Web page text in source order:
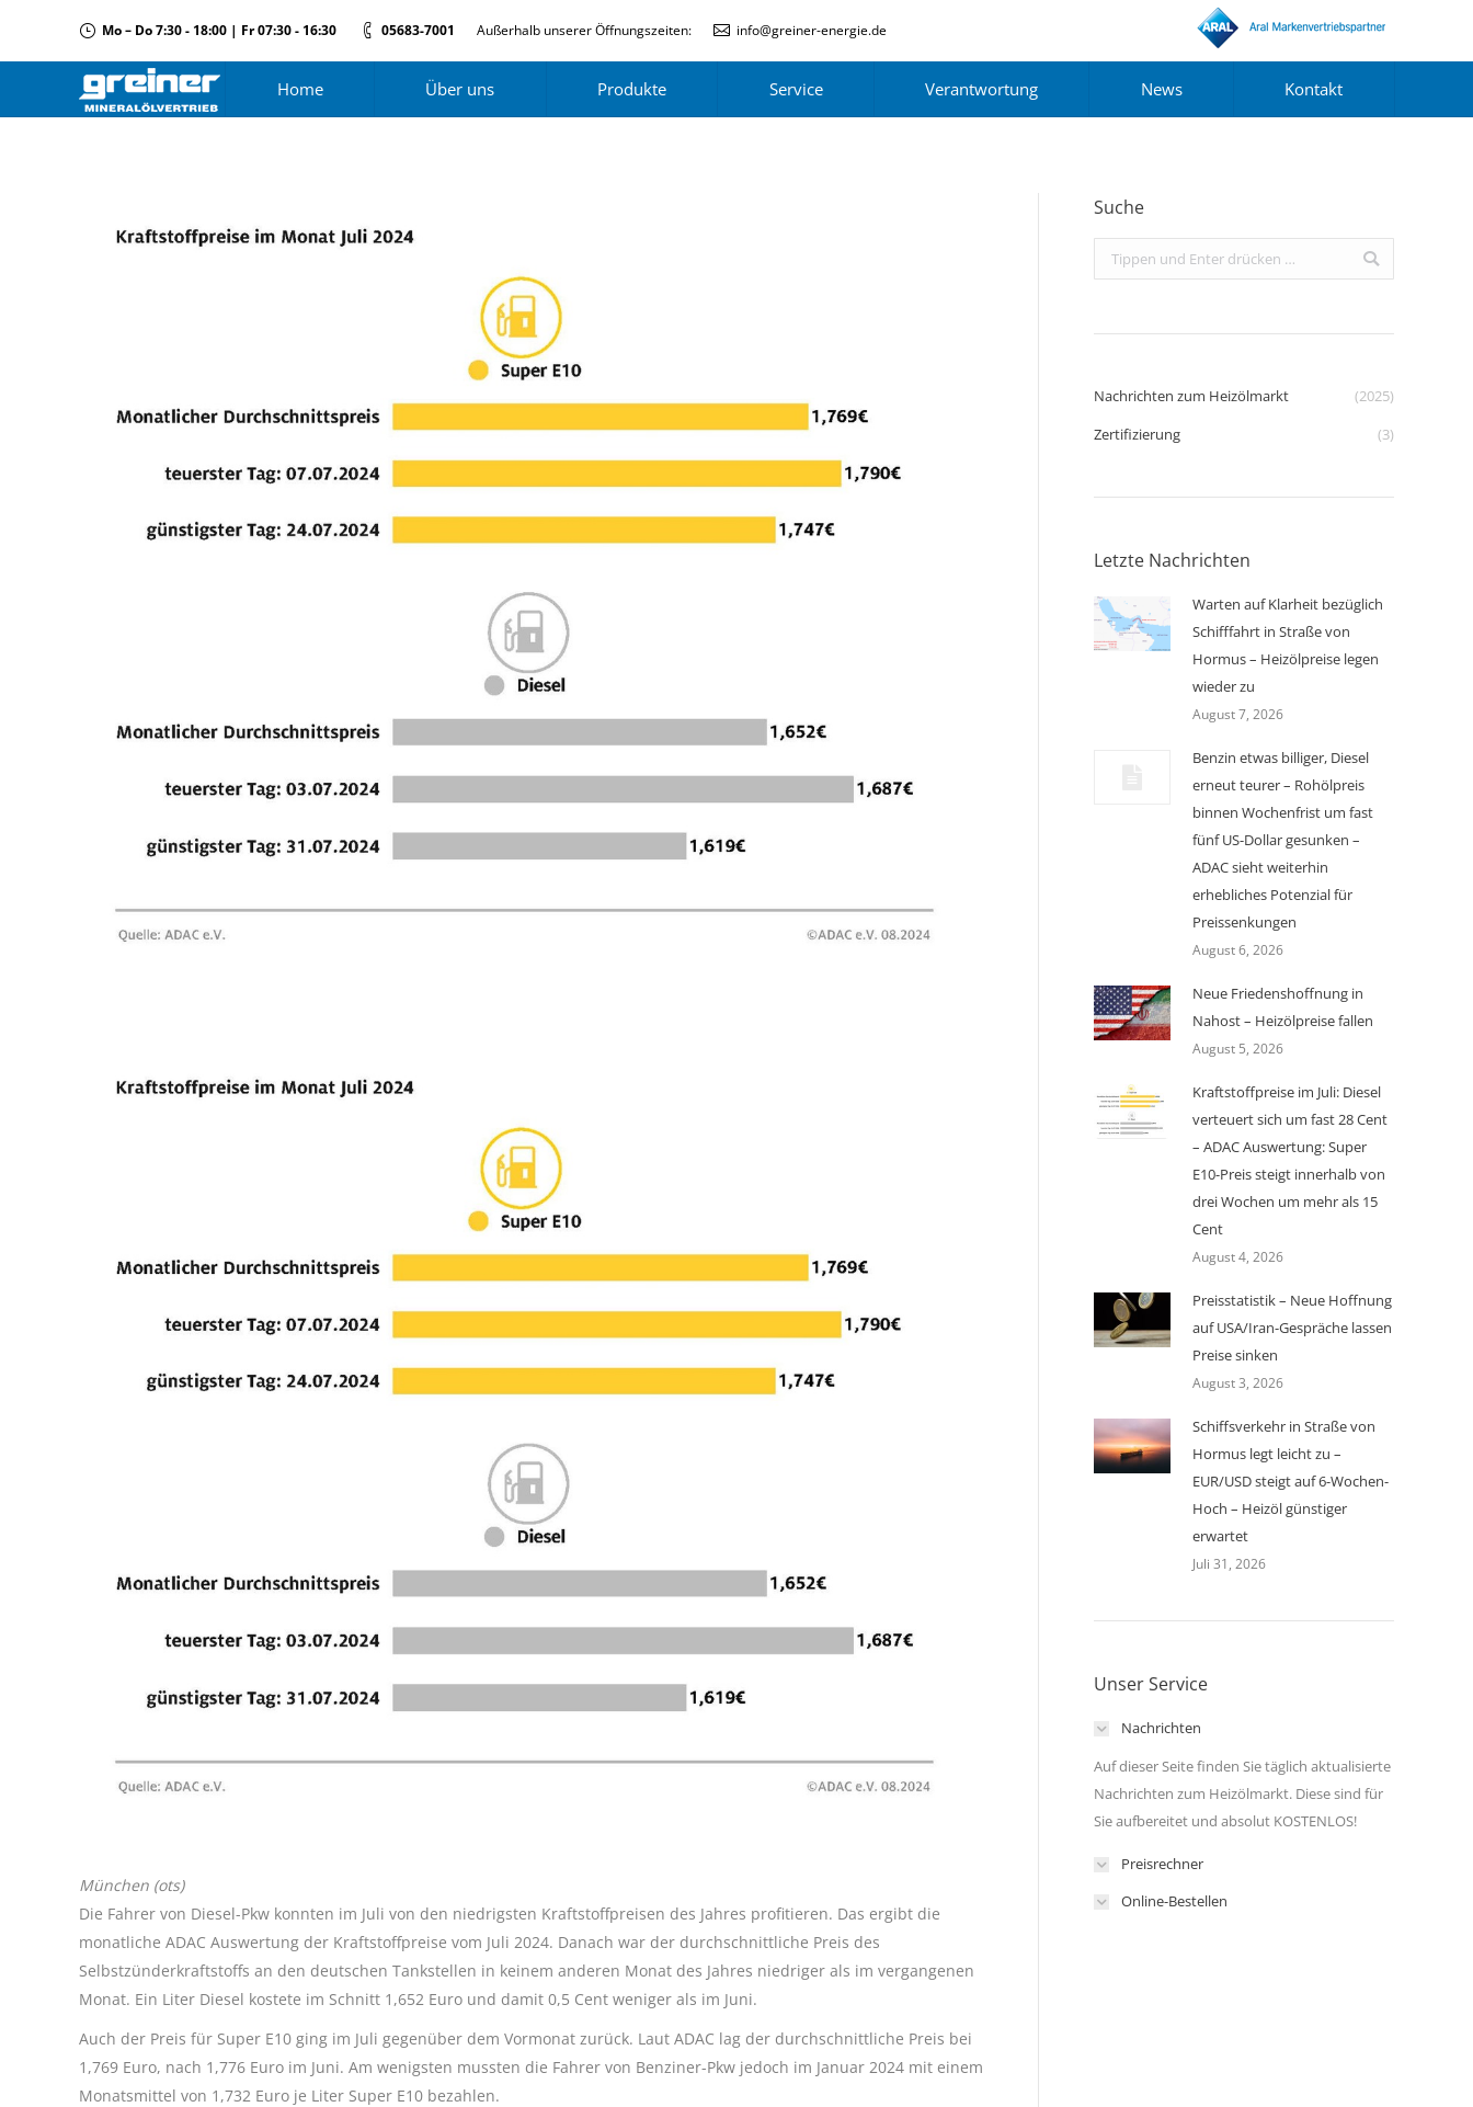
Mo – Do 7:30 - 18:00 | Fr 07:30 - 16:30 05683-7001 Außerhalb unserer Öffnungszeiten: info@greiner-energie.de
Home Über uns Produkte Service Verantwortung News Kontakt
München (ots)
Die Fahrer von Diesel-Pkw konnten im Juli von den niedrigsten Kraftstoffpreisen des Jahres profitieren. Das ergibt die
monatliche ADAC Auswertung der Kraftstoffpreise vom Juli 2024. Danach war der durchschnittliche Preis des
Selbstzünderkraftstoffs an den deutschen Tankstellen in keinem anderen Monat des Jahres niedriger als im vergangenen
Monat. Ein Liter Diesel kostete im Schnitt 1,652 Euro und damit 0,5 Cent weniger als im Juni.
Auch der Preis für Super E10 ging im Juli gegenüber dem Vormonat zurück. Laut ADAC lag der durchschnittliche Preis bei
1,769 Euro, nach 1,776 Euro im Juni. Am wenigsten mussten die Fahrer von Benziner-Pkw jedoch im Januar 2024 mit einem
Monatsmittel von 1,732 Euro je Liter Super E10 bezahlen.
Suche
Search:
Nachrichten zum Heizölmarkt
(2025)
Zertifizierung
(3)
Letzte Nachrichten
Warten auf Klarheit bezüglich
Schifffahrt in Straße von
Hormus – Heizölpreise legen
wieder zu
August 7, 2026
Benzin etwas billiger, Diesel
erneut teurer – Rohölpreis
binnen Wochenfrist um fast
fünf US-Dollar gesunken –
ADAC sieht weiterhin
erhebliches Potenzial für
Preissenkungen
August 6, 2026
Neue Friedenshoffnung in
Nahost – Heizölpreise fallen
August 5, 2026
Kraftstoffpreise im Juli: Diesel
verteuert sich um fast 28 Cent
– ADAC Auswertung: Super
E10-Preis steigt innerhalb von
drei Wochen um mehr als 15
Cent
August 4, 2026
Preisstatistik – Neue Hoffnung
auf USA/Iran-Gespräche lassen
Preise sinken
August 3, 2026
Schiffsverkehr in Straße von
Hormus legt leicht zu –
EUR/USD steigt auf 6-Wochen-
Hoch – Heizöl günstiger
erwartet
Juli 31, 2026
Unser Service
Nachrichten
Auf dieser Seite finden Sie täglich aktualisierte
Nachrichten zum Heizölmarkt. Diese sind für
Sie aufbereitet und absolut KOSTENLOS!
Preisrechner
Online-Bestellen